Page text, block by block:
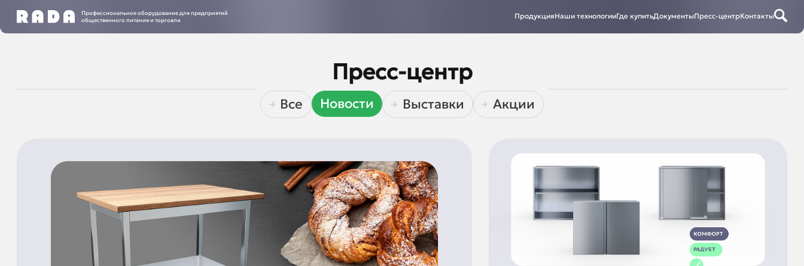
Профессиональное оборудование для предприятий
общественного питания и торговли
ПродукцияНаши технологииГде купитьДокументыПресс-центрКонтакты
Пресс-центр
Все Новости Выставки Акции